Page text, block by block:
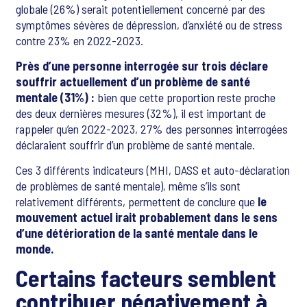
globale (26%) serait potentiellement concerné par des
symptômes sévères de dépression, d’anxiété ou de stress
contre 23% en 2022-2023.
Près d’une personne interrogée sur trois déclare
souffrir actuellement d’un problème de santé
mentale (31%) : bien que cette proportion reste proche
des deux dernières mesures (32%), il est important de
rappeler qu’en 2022-2023, 27% des personnes interrogées
déclaraient souffrir d’un problème de santé mentale.
Ces 3 différents indicateurs (MHI, DASS et auto-déclaration
de problèmes de santé mentale), même s’ils sont
relativement différents, permettent de conclure que le
mouvement actuel irait probablement dans le sens
d’une détérioration de la santé mentale dans le
monde.
Certains facteurs semblent